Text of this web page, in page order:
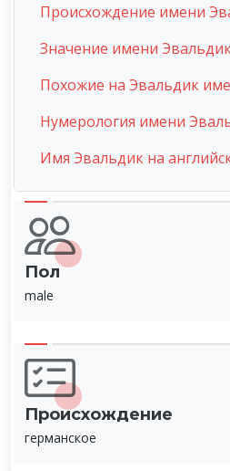
Происхождение имени
Значение имени
Похожие на Эвальдик
Нумерология имени
Имя Эвальдик на
Пол
male
Происхождение
германское